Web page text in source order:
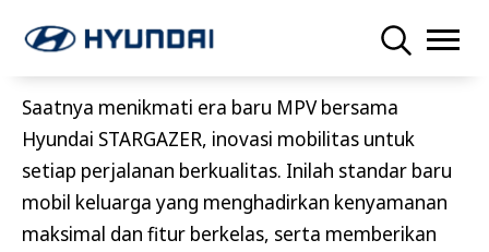
Saatnya menikmati era baru MPV bersama
Hyundai STARGAZER, inovasi mobilitas untuk
setiap perjalanan berkualitas. Inilah standar baru
mobil keluarga yang menghadirkan kenyamanan
maksimal dan fitur berkelas, serta memberikan